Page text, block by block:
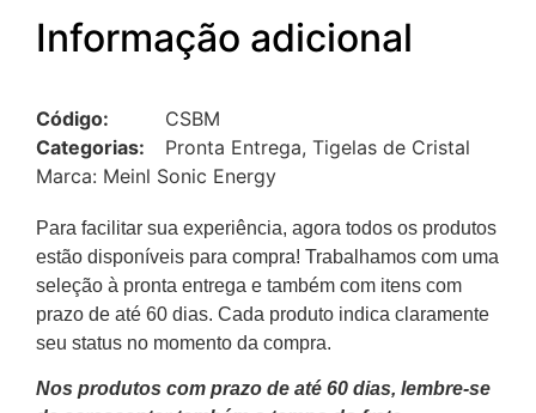
Informação adicional
Código:
CSBM
Categorias:
Pronta Entrega, Tigelas de Cristal
Marca: Meinl Sonic Energy
Para facilitar sua experiência, agora todos os produtos
estão disponíveis para compra! Trabalhamos com uma
seleção à pronta entrega e também com itens com
prazo de até 60 dias. Cada produto indica claramente
seu status no momento da compra.
Nos produtos com prazo de até 60 dias, lembre-se